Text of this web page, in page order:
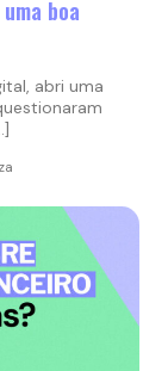
boa
abri uma